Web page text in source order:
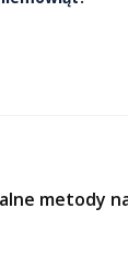
metody